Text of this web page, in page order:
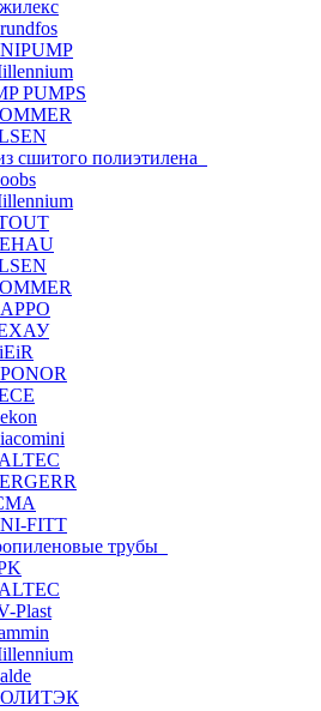
PUMPS
сшитого полиэтилена
FITT
трубы
Plast